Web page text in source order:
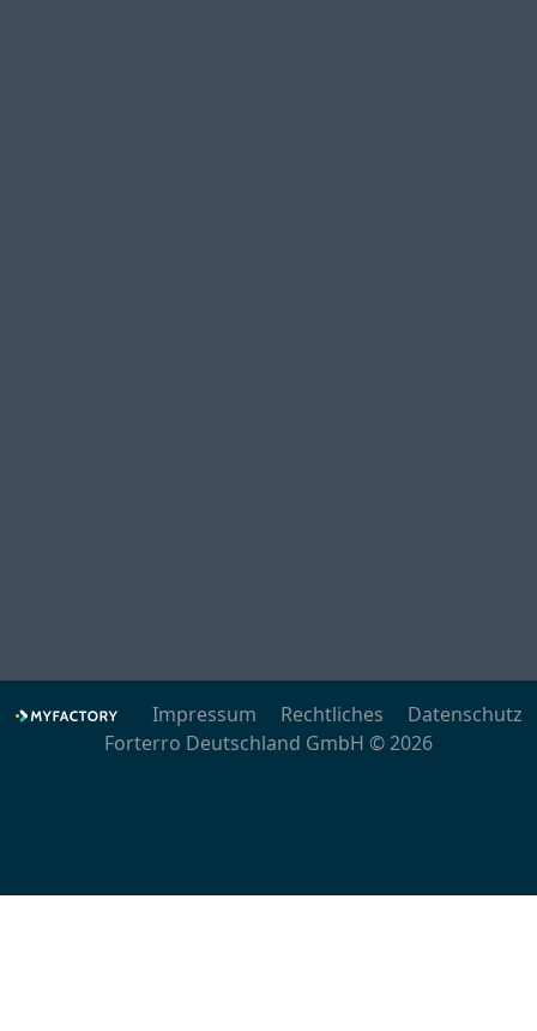
Impressum Rechtliches
Datenschutz
Forterro Deutschland GmbH © 2026